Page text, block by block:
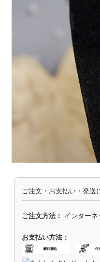
ご注文・お支払い・発送
ご注文方法： インター
お支払い方法：